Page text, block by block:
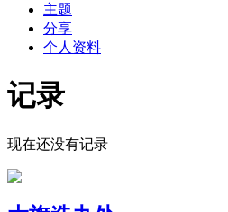
主题
分享
个人资料
记录
现在还没有记录